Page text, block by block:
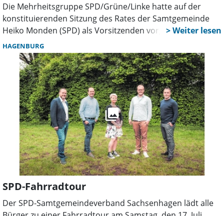
Die Mehrheitsgruppe SPD/Grüne/Linke hatte auf der
konstituierenden Sitzung des Rates der Samtgemeinde
Heiko Monden (SPD) als Vorsitzenden vorgeschlagen, er
wurde mit den 13 Stimmen der Gruppe gewählt.
HAGENBURG
SPD-Fahrradtour
Der SPD-Samtgemeindeverband Sachsenhagen lädt alle